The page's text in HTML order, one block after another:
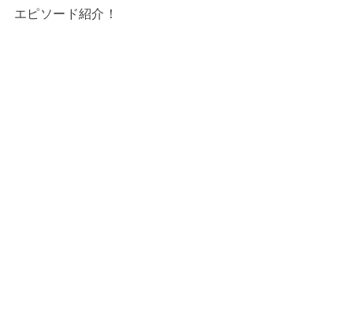
エピソード紹介！